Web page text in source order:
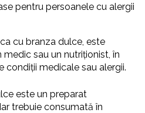
pentru persoanele cu alergii
cu branza dulce, este
sau un nutriționist, în
condiții medicale sau alergii.
este un preparat
trebuie consumată în